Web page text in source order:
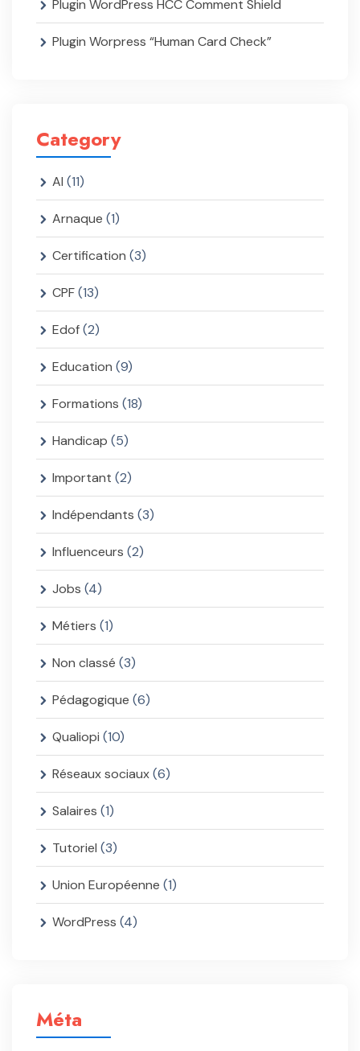
Plugin WordPress HCC Comment Shield
Plugin Worpress “Human Card Check”
Category
AI (11)
Arnaque (1)
Certification (3)
CPF(13)
Edof(2)
Education (9)
Formations (18)
Handicap (5)
Important (2)
Indépendants (3)
Influenceurs (2)
Jobs (4)
Métiers (1)
Non classé (3)
Pédagogique (6)
Qualiopi (10)
Réseaux sociaux(6)
Salaires (1)
Tutoriel (3)
Union Européenne (1)
WordPress (4)
Méta